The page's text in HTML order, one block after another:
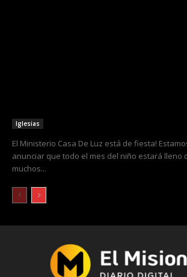
Iglesias
El Ministerio Casa De Luz está de fiesta!
anunciar que todo el mes del niño estará lleno
muchos...